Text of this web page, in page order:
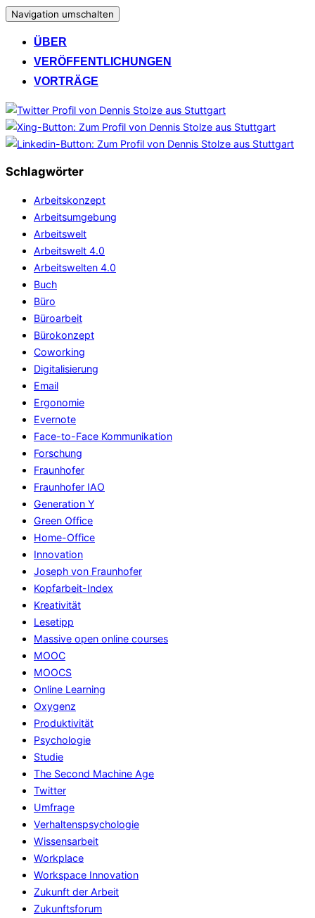
Navigation umschalten
ÜBER
VERÖFFENTLICHUNGEN
VORTRÄGE
Schlagwörter
Arbeitskonzept
Arbeitsumgebung
Arbeitswelt
Arbeitswelt 4.0
Arbeitswelten 4.0
Buch
Büro
Büroarbeit
Bürokonzept
Coworking
Digitalisierung
Email
Ergonomie
Evernote
Face-to-Face Kommunikation
Forschung
Fraunhofer
Fraunhofer IAO
Generation Y
Green Office
Home-Office
Innovation
Joseph von Fraunhofer
Kopfarbeit-Index
Kreativität
Lesetipp
Massive open online courses
MOOC
MOOCS
Online Learning
Oxygenz
Produktivität
Psychologie
Studie
The Second Machine Age
Twitter
Umfrage
Verhaltenspsychologie
Wissensarbeit
Workplace
Workspace Innovation
Zukunft der Arbeit
Zukunftsforum